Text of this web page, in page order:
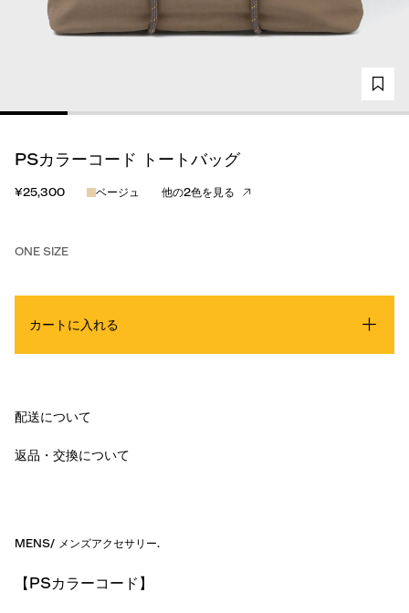
PSカラーコード トートバッグ
¥25,300 ベージュ 他の2色を見る
ONE SIZE
カートに入れる
配送について
返品・交換について
MENS/ メンズアクセサリー.
【PSカラーコード】